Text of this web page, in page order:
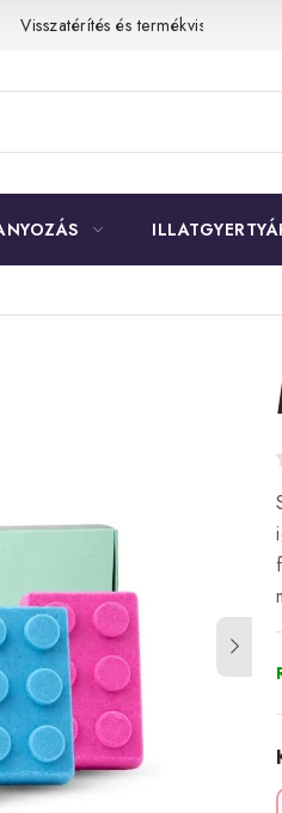
Visszatérítés és termékvisszaküldés